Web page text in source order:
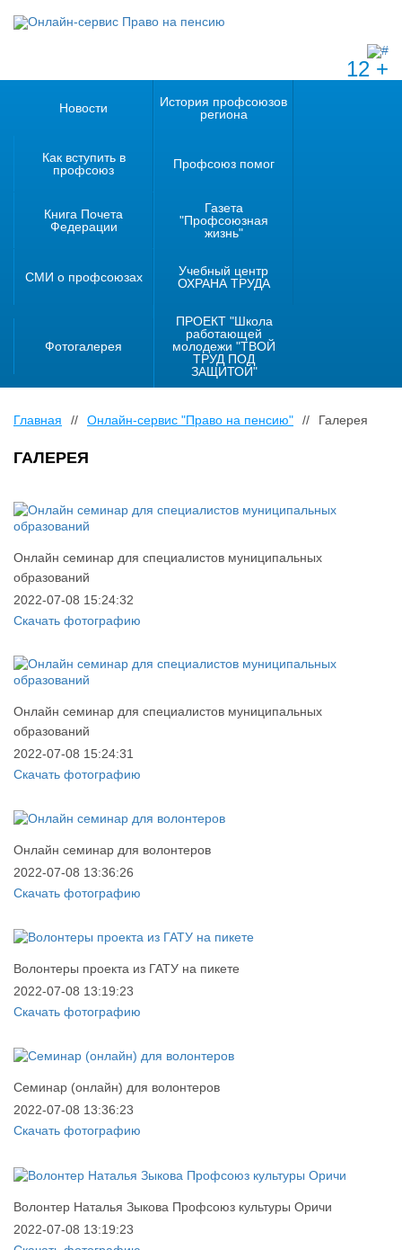
12 +
Новости
История профсоюзов
региона
Как вступить в
профсоюз
Профсоюз помог
Книга Почета
Федерации
Газета
"Профсоюзная
жизнь"
СМИ о профсоюзах
Учебный центр
ОХРАНА ТРУДА
Фотогалерея
ПРОЕКТ "Школа
работающей
молодежи "ТВОЙ
ТРУД ПОД
ЗАЩИТОЙ"
Главная // Онлайн-сервис "Право на пенсию" // Галерея
ГАЛЕРЕЯ
Онлайн семинар для специалистов муниципальных
образований
2022-07-08 15:24:32
Скачать фотографию
Онлайн семинар для специалистов муниципальных
образований
2022-07-08 15:24:31
Скачать фотографию
Онлайн семинар для волонтеров
2022-07-08 13:36:26
Скачать фотографию
Волонтеры проекта из ГАТУ на пикете
2022-07-08 13:19:23
Скачать фотографию
Семинар (онлайн) для волонтеров
2022-07-08 13:36:23
Скачать фотографию
Волонтер Наталья Зыкова Профсоюз культуры Оричи
2022-07-08 13:19:23